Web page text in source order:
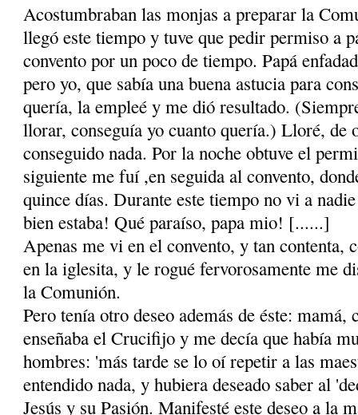
Acostumbraban las monjas a preparar la
llegó este tiempo y tuve que pedir permiso a
convento por un poco de tiempo. Papá
pero yo, que sabía una buena astucia para
quería, la empleé y me dió resultado.
llorar, conseguía yo cuanto quería.) Lloré, de
conseguido nada. Por la noche obtuve el
siguiente me fuí ,en seguida al convento,
quince días. Durante este tiempo no vi a
bien estaba! Qué paraíso, papa mio! [......]
Apenas me vi en el convento, y tan contenta,
en la iglesita, y le rogué fervorosamente me
la Comunión.
Pero tenía otro deseo además de éste: mamá,
enseñaba el Crucifijo y me decía que había
hombres: 'más tarde se lo oí repetir a las
entendido nada, y hubiera deseado saber al
Jesús y su Pasión. Manifesté este deseo a la